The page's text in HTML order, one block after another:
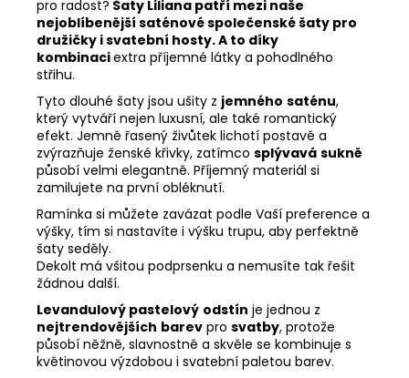
pro radost? Šaty Liliana patří mezi naše
nejoblíbenější saténové společenské šaty pro
družičky i svatební hosty. A to díky
kombinaciextra příjemné látky a pohodlného
střihu.
Tyto dlouhé šaty jsou ušity z jemného saténu,
který vytváří nejen luxusní, ale také romantický
efekt. Jemně řasený živůtek lichotí postavě a
zvýrazňuje ženské křivky, zatímco splývavá sukně
působí velmi elegantně. Příjemný materiál si
zamilujete na první obléknutí.
Ramínka si můžete zavázat podle Vaší preference a
výšky, tím si nastavíte i výšku trupu, aby perfektně
šaty seděly.
Dekolt má všitou podprsenku a nemusíte tak řešit
žádnou další.
Levandulový pastelový odstín je jednou z
nejtrendovějších barev pro svatby, protože
působí něžně, slavnostně a skvěle se kombinuje s
květinovou výzdobou i svatební paletou barev.